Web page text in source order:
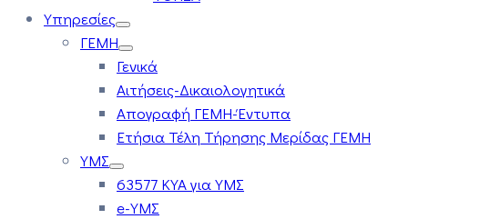
Υπηρεσίες
ΓΕΜΗ
Γενικά
Αιτήσεις-Δικαιολογητικά
Απογραφή ΓΕΜΗ-Έντυπα
Ετήσια Τέλη Τήρησης Μερίδας ΓΕΜΗ
ΥΜΣ
63577 ΚΥΑ για ΥΜΣ
e-ΥΜΣ